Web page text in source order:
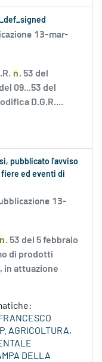
13-mar-
n. 53 del
09...53 del
D.G.R....
pubblicato l'avviso
ed eventi di
13-
n. 53 del 5 febbraio
di prodotti
in attuazione
AGRICOLTURA,
DELLA